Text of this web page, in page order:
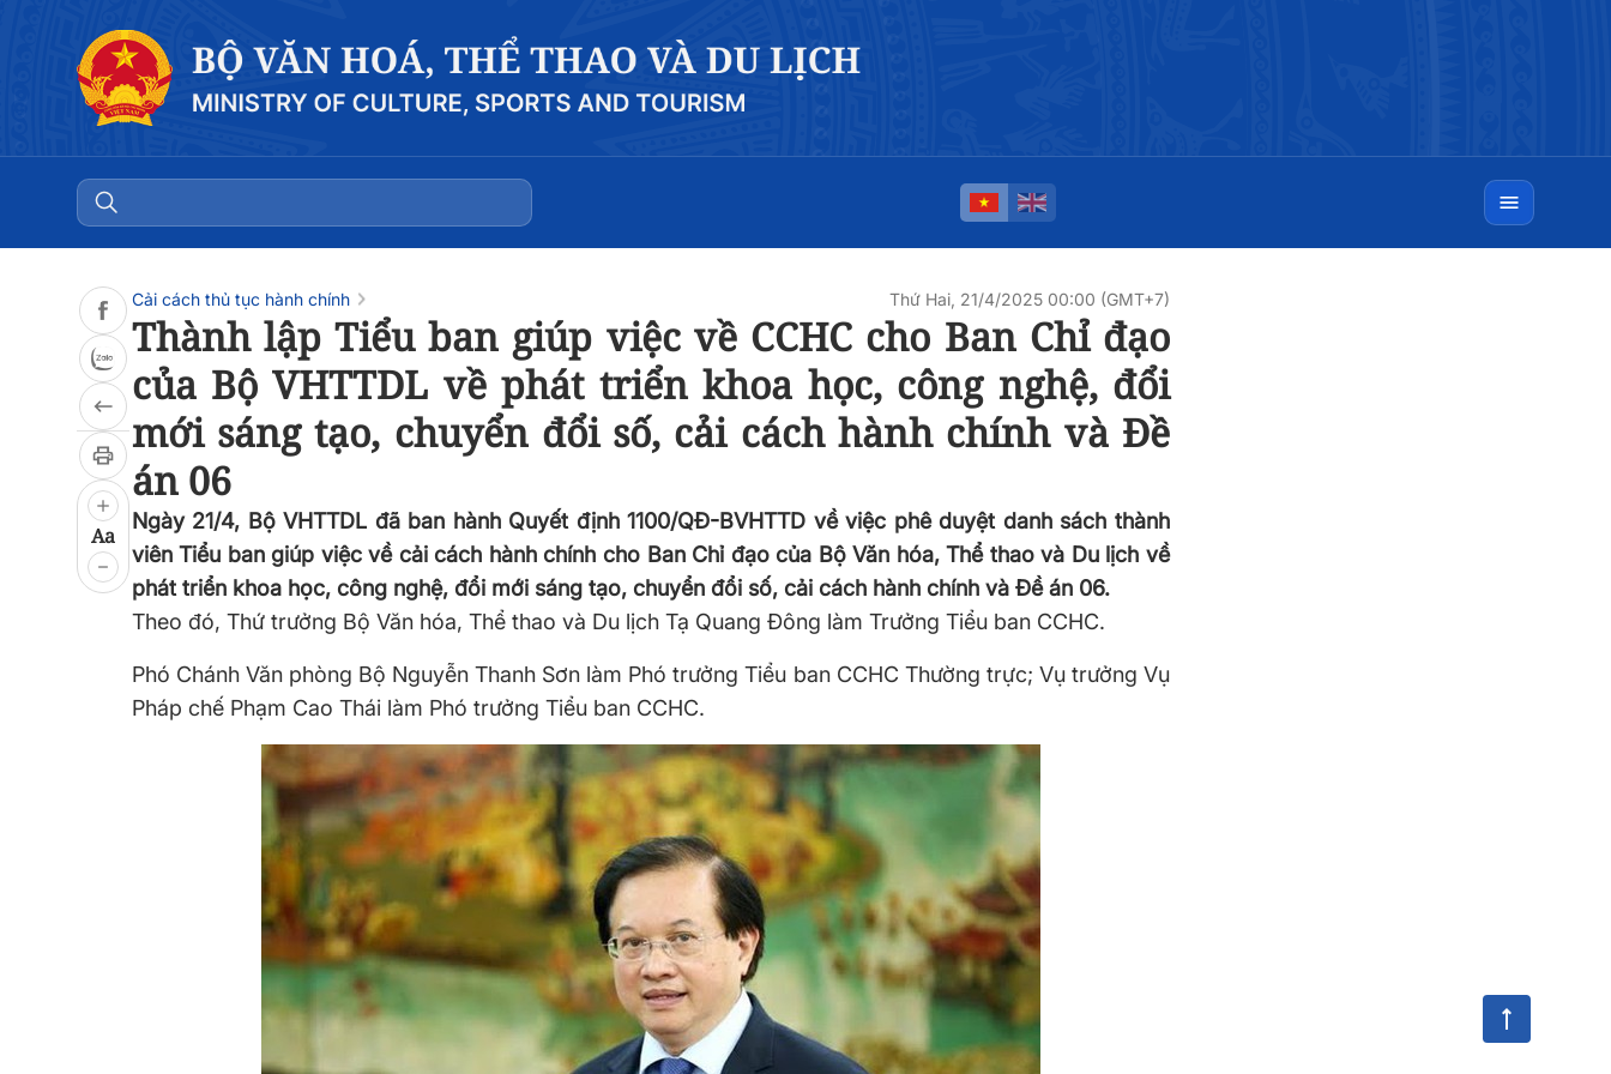
Aa
Cải cách thủ tục hành chính Thứ Hai, 21/4/2025 00:00 (GMT+7)
Thành lập Tiểu ban giúp việc về CCHC cho Ban Chỉ đạo
của Bộ VHTTDL về phát triển khoa học, công nghệ, đổi
mới sáng tạo, chuyển đổi số, cải cách hành chính và Đề
án 06
Ngày 21/4, Bộ VHTTDL đã ban hành Quyết định 1100/ QĐ-BVHTTD về việc phê duyệt danh sách thành
viên Tiểu ban giúp việc về cải cách hành chính cho Ban Chỉ đạo của Bộ Văn hóa, Thể thao và Du lịch về
phát triển khoa học, công nghệ, đổi mới sáng tạo, chuyển đổi số, cải cách hành chính và Đề án 06.
Theo đó, Thứ trưởng Bộ Văn hóa, Thể thao và Du lịch Tạ Quang Đông làm Trưởng Tiểu ban CCHC.
Phó Chánh Văn phòng Bộ Nguyễn Thanh Sơn làm Phó trưởng Tiểu ban CCHC Thường trực; Vụ trưởng Vụ
Pháp chế Phạm Cao Thái làm Phó trưởng Tiểu ban CCHC.
0:00 0:00